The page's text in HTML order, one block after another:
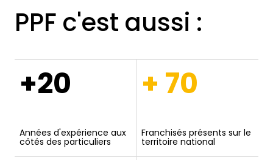
PPF c'est aussi :
+20
Années d'expérience aux
côtés des particuliers
+ 70
Franchisés présents sur le
territoire national